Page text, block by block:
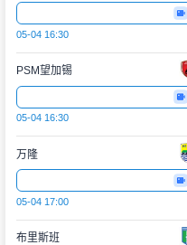
05-04 16:30
PSM望加锡
05-04 16:30
万隆
05-04 17:00
布里斯班